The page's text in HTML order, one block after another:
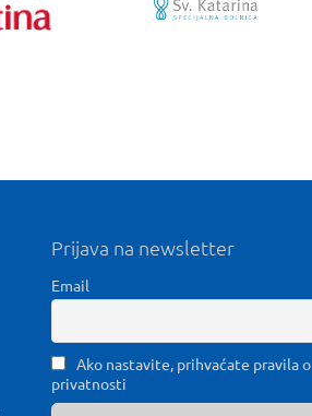
Prijava na newsletter
Email
Ako nastavite, prihvaćate pravila o
privatnosti